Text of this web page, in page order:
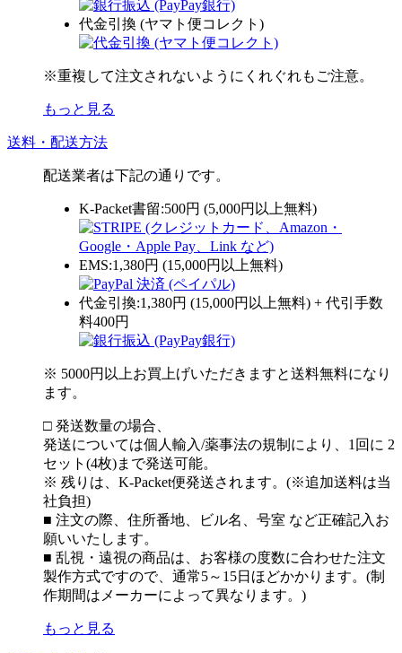
代金引換 (ヤマト便コレクト)
※重複して注文されないようにくれぐれもご注意。
もっと見る
送料・配送方法
配送業者は下記の通りです。
K-Packet書留:500円 (5,000円以上無料)
EMS:1,380円 (15,000円以上無料)
代金引換:1,380円 (15,000円以上無料) + 代引手数
料400円
※ 5000円以上お買上げいただきますと送料無料になり
ます。
□ 発送数量の場合、
発送については個人輸入/薬事法の規制により、1回に 2
セット(4枚)まで発送可能。
※ 残りは、K-Packet便発送されます。(※追加送料は当
社負担)
■ 注文の際、住所番地、ビル名、号室 など正確記入お
願いいたします。
■ 乱視・遠視の商品は、お客様の度数に合わせた注文
製作方式ですので、通常5～15日ほどかかります。(制
作期間はメーカーによって異なります。)
もっと見る